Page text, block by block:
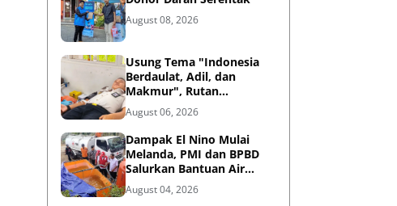
August 08, 2026
Usung Tema "Indonesia
Berdaulat, Adil, dan
Makmur", Rutan
Ponorogo Gelar Donor
Darah Kemanusiaan
Sambut HUT RI ke-81
August 06, 2026
Dampak El Nino Mulai
Melanda, PMI dan BPBD
Salurkan Bantuan Air
Bersih ke Desa Terdampak
di Ponorogo
August 04, 2026